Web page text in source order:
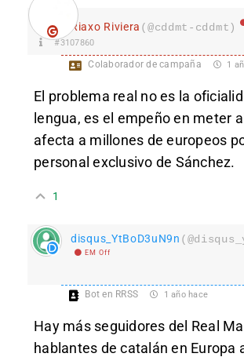
Riaxo Riviera (@cddmt-cddmt)
#3107860
Colaborador de campaña 1
El problema real no es la
lengua, es el empeño en meter
afecta a millones de europeos
personal exclusivo de Sánchez.
1
disqus_YtBoD3uN9n
EM Off
Bot en RRSS 1 año hace
Hay más seguidores del Real
hablantes de catalán en Europa